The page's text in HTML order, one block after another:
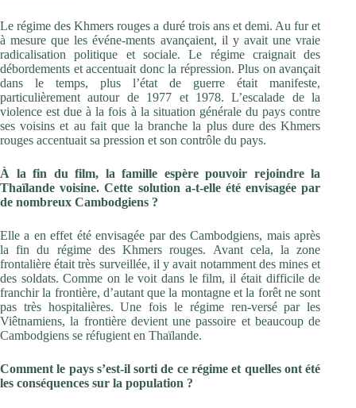
Le régime des Khmers rouges a duré trois ans et demi. Au fur et
à mesure que les événe-ments avançaient, il y avait une vraie
radicalisation politique et sociale. Le régime craignait des
débordements et accentuait donc la répression. Plus on avançait
dans le temps, plus l’état de guerre était manifeste,
particulièrement autour de 1977 et 1978. L’escalade de la
violence est due à la fois à la situation générale du pays contre
ses voisins et au fait que la branche la plus dure des Khmers
rouges accentuait sa pression et son contrôle du pays.
À la fin du film, la famille espère pouvoir rejoindre la
Thaïlande voisine. Cette solution a-t-elle été envisagée par
de nombreux Cambodgiens ?
Elle a en effet été envisagée par des Cambodgiens, mais après
la fin du régime des Khmers rouges. Avant cela, la zone
frontalière était très surveillée, il y avait notamment des mines et
des soldats. Comme on le voit dans le film, il était difficile de
franchir la frontière, d’autant que la montagne et la forêt ne sont
pas très hospitalières. Une fois le régime ren-versé par les
Viêtnamiens, la frontière devient une passoire et beaucoup de
Cambodgiens se réfugient en Thaïlande.
Comment le pays s’est-il sorti de ce régime et quelles ont été
les conséquences sur la population ?